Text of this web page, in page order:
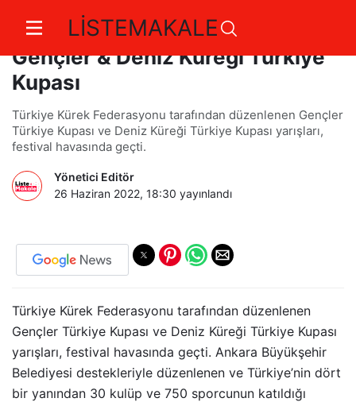
LİSTEMAKALE
Başkent’te Kürek Festivali –
Gençler & Deniz Küreği Türkiye
Kupası
Türkiye Kürek Federasyonu tarafından düzenlenen Gençler
Türkiye Kupası ve Deniz Küreği Türkiye Kupası yarışları,
festival havasında geçti.
Yönetici Editör
26 Haziran 2022, 18:30 yayınlandı
Türkiye Kürek Federasyonu tarafından düzenlenen
Gençler Türkiye Kupası ve Deniz Küreği Türkiye Kupası
yarışları, festival havasında geçti. Ankara Büyükşehir
Belediyesi destekleriyle düzenlenen ve Türkiye’nin dört
bir yanından 30 kulüp ve 750 sporcunun katıldığı